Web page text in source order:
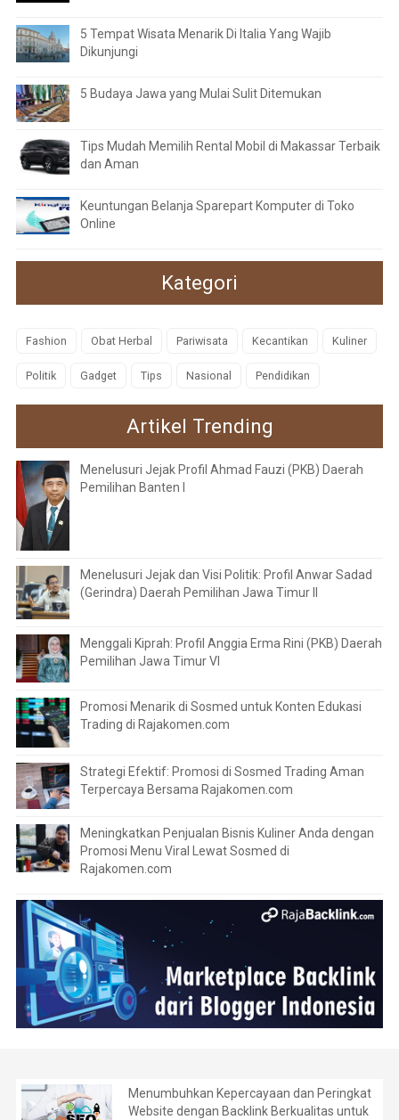
5 Tempat Wisata Menarik Di Italia Yang Wajib
Dikunjungi
5 Budaya Jawa yang Mulai Sulit Ditemukan
Tips Mudah Memilih Rental Mobil di Makassar Terbaik
dan Aman
Keuntungan Belanja Sparepart Komputer di Toko
Online
Kategori
Fashion Obat Herbal Pariwisata Kecantikan Kuliner
Politik Gadget Tips Nasional Pendidikan
Artikel Trending
Menelusuri Jejak Profil Ahmad Fauzi (PKB) Daerah
Pemilihan Banten I
Menelusuri Jejak dan Visi Politik: Profil Anwar Sadad
(Gerindra) Daerah Pemilihan Jawa Timur II
Menggali Kiprah: Profil Anggia Erma Rini (PKB) Daerah
Pemilihan Jawa Timur VI
Promosi Menarik di Sosmed untuk Konten Edukasi
Trading di Rajakomen.com
Strategi Efektif: Promosi di Sosmed Trading Aman
Terpercaya Bersama Rajakomen.com
Meningkatkan Penjualan Bisnis Kuliner Anda dengan
Promosi Menu Viral Lewat Sosmed di
Rajakomen.com
Menumbuhkan Kepercayaan dan Peringkat
Website dengan Backlink Berkualitas untuk